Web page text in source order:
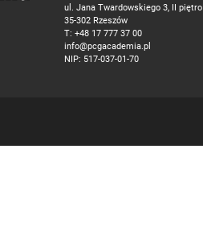
ul. Jana Twardowskiego 3, II piętro
35-302 Rzeszów
T: +48 17 777 37 00
info@pcgacademia.pl
NIP: 517-037-01-70